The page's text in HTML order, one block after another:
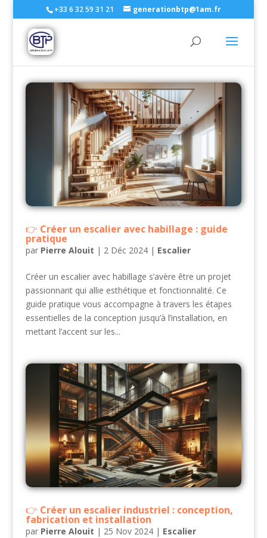
+33 6 32 59 31 21 generationbtp@1am.fr
Créer un escalier avec habillage : guide
pratique
par Pierre Alouit | 2 Déc 2024| Escalier
Créer un escalier avec habillage s’avère être un projet
passionnant qui allie esthétique et fonctionnalité. Ce
guide pratique vous accompagne à travers les étapes
essentielles de la conception jusqu’à l’installation, en
mettant l’accent sur les...
Créer un escalier industriel : conception,
fabrication et installation
par Pierre Alouit | 25 Nov 2024| Escalier